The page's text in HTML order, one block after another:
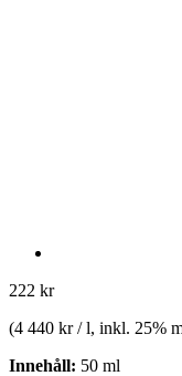
222 kr
(4 440 kr / l, inkl. 25%
Innehåll: 50 ml